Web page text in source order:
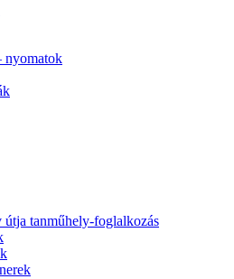
nyomatok
tanműhely-foglalkozás